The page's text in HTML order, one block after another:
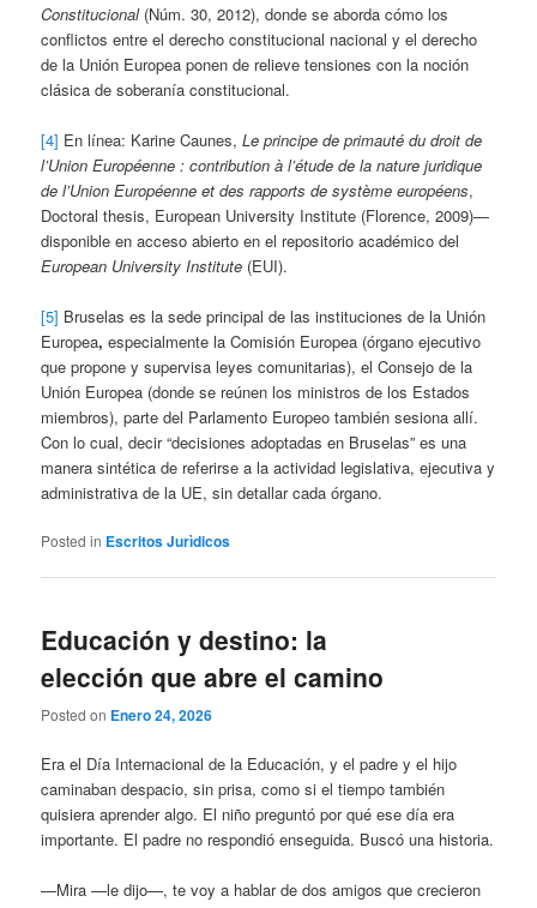
Constitucional(Núm. 30, 2012), donde se aborda cómo los
conflictos entre el derecho constitucional nacional y el derecho
de la Unión Europea ponen de relieve tensiones con la noción
clásica de soberanía constitucional.
[4] En línea: Karine Caunes,Le principe de primauté du droit de
l’Union Européenne : contribution à l’étude de la nature juridique
de l’Union Européenne et des rapports de système européens,
Doctoral thesis, European University Institute (Florence, 2009)—
disponible en acceso abierto en el repositorio académico del
European University Institute (EUI).
[5] Bruselas es la sede principal de las instituciones de la Unión
Europea,especialmente la Comisión Europea (órgano ejecutivo
que propone y supervisa leyes comunitarias), el Consejo de la
Unión Europea (donde se reúnen los ministros de los Estados
miembros), parte del Parlamento Europeo también sesiona allí.
Con lo cual, decir “decisiones adoptadas en Bruselas” es una
manera sintética de referirse a la actividad legislativa, ejecutiva y
administrativa de la UE, sin detallar cada órgano.
Posted in Escritos Jurìdicos
Educación y destino: la
elección que abre el camino
Posted on Enero 24, 2026
Era el Día Internacional de la Educación, y el padre y el hijo
caminaban despacio, sin prisa, como si el tiempo también
quisiera aprender algo. El niño preguntó por qué ese día era
importante. El padre no respondió enseguida. Buscó una historia.
—Mira —le dijo—, te voy a hablar de dos amigos que crecieron